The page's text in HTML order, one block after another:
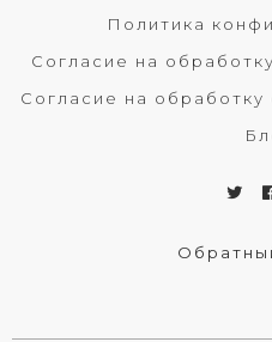
Политика
Согласие на
Согласие на